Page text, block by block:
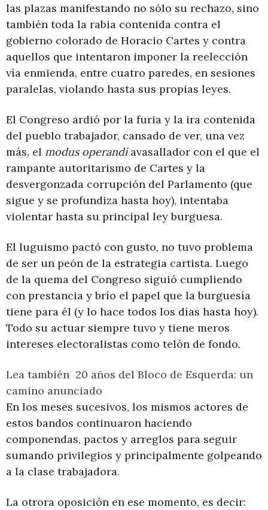
las plazas manifestando no sólo su rechazo, sino
también toda la rabia contenida contra el
gobierno colorado de Horacio Cartes y contra
aquellos que intentaron imponer la reelección
vía enmienda, entre cuatro paredes, en sesiones
paralelas, violando hasta sus propias leyes.
El Congreso ardió por la furia y la ira contenida
del pueblo trabajador, cansado de ver, una vez
más, el modus operandiavasallador con el que el
rampante autoritarismo de Cartes y la
desvergonzada corrupción del Parlamento (que
sigue y se profundiza hasta hoy), intentaba
violentar hasta su principal ley burguesa.
El luguismo pactó con gusto, no tuvo problema
de ser un peón de la estrategia cartista. Luego
de la quema del Congreso siguió cumpliendo
con prestancia y brío el papel que la burguesía
tiene para él (y lo hace todos los días hasta hoy).
Todo su actuar siempre tuvo y tiene meros
intereses electoralistas como telón de fondo.
Lea también 20 años del Bloco de Esquerda: un
camino anunciado
En los meses sucesivos, los mismos actores de
estos bandos continuaron haciendo
componendas, pactos y arreglos para seguir
sumando privilegios y principalmente golpeando
a la clase trabajadora.
La otrora oposición en ese momento, es decir: